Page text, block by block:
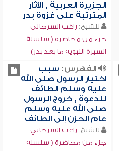
الجزيرة العربية , الآثار
المترتبة على غزوة بدر
للشيخ: راغب السرجاني
جزء من محاضرة ( سلسلة
السيرة النبوية ما بعد بدر)
الفهرس: سبب
اختيار الرسول صلى الله
عليه وسلم الطائف
للدعوة , خروج الرسول
صلى الله عليه وسلم
عام الحزن إلى الطائف
للشيخ: راغب السرجاني
جزء من محاضرة ( سلسلة